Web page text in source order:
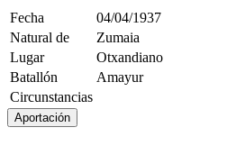
Fecha
04/04/1937
Natural de
Zumaia
Lugar
Otxandiano
Batallón
Amayur
Circunstancias